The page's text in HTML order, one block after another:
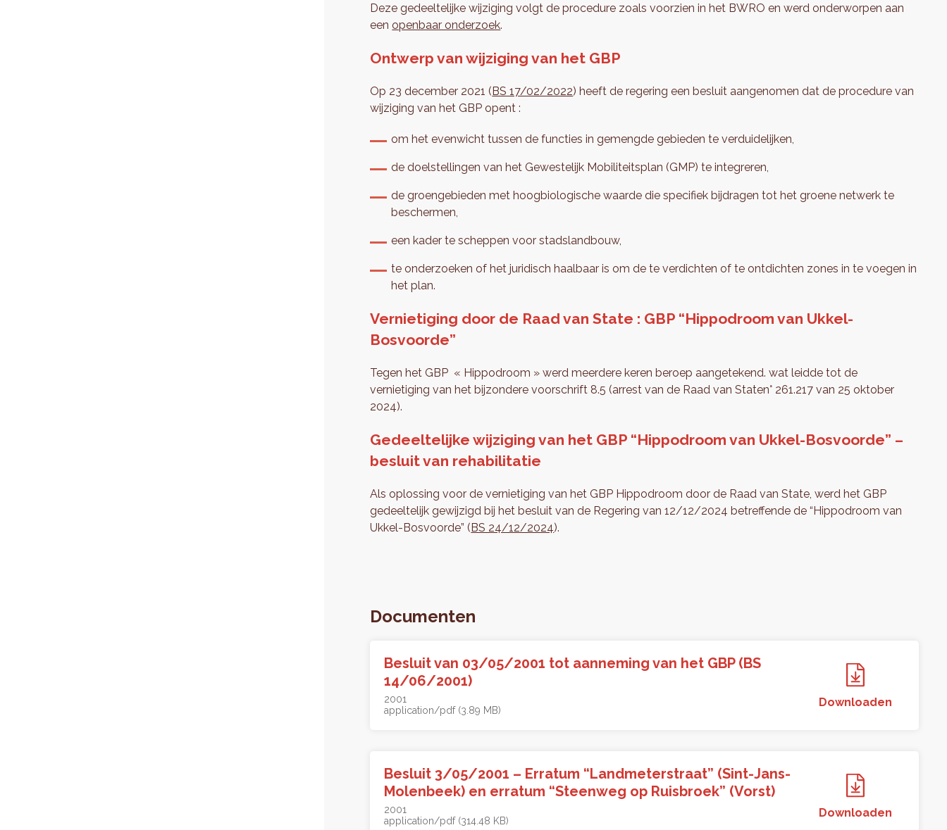
Deze gedeeltelijke wijziging volgt de procedure zoals voorzien in het BWRO en werd onderworpen aan
eenopenbaar onderzoek.
Ontwerp van wijziging van het GBP
Op 23 december 2021 (BS 17/02/2022) heeft de regering een besluit aangenomen dat de procedure van
wijziging van het GBP opent :
om het evenwicht tussen de functies in gemengde gebieden te verduidelijken,
de doelstellingen van het Gewestelijk Mobiliteitsplan (GMP) te integreren,
de groengebieden met hoogbiologische waarde die specifiek bijdragen tot het groene netwerk te
beschermen,
een kader te scheppen voor stadslandbouw,
te onderzoeken of het juridisch haalbaar is om de te verdichten of te ontdichten zones in te voegen in
het plan.
Vernietiging door de Raad van State : GBP “Hippodroom van Ukkel-
Bosvoorde”
Tegen het GBP « Hippodroom » werd meerdere keren beroep aangetekend. wat leidde tot de
vernietiging van het bijzondere voorschrift 8.5 (arrest van de Raad van Staten° 261.217 van 25 oktober
2024).
Gedeeltelijke wijziging van het GBP “Hippodroom van Ukkel-Bosvoorde” –
besluit van rehabilitatie
Als oplossing voor de vernietiging van het GBP Hippodroom door de Raad van State, werd het GBP
gedeeltelijk gewijzigd bij het besluit van de Regering van 12/12/2024 betreffende de “Hippodroom van
Ukkel-Bosvoorde” (BS 24/12/2024).
Documenten
Besluit van 03/05/2001 tot aanneming van het GBP (BS
14/06/2001)
2001
application/pdf (3.89 MB)
Downloaden
Besluit 3/05/2001 – Erratum “Landmeterstraat” (Sint-Jans-
Molenbeek) en erratum “Steenweg op Ruisbroek” (Vorst)
2001
application/pdf (314.48 KB)
Downloaden